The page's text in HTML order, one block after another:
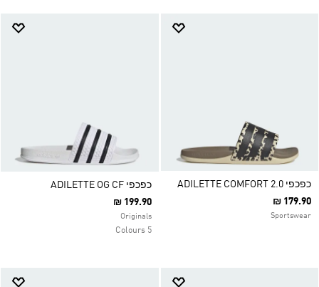
כפכפי ADILETTE COMFORT 2.0
₪ 179.90
Sportswear
כפכפי ADILETTE OG CF
₪ 199.90
Originals
5 Colours